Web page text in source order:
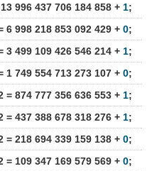
996 437 706 184 858 + 1;
6 998 218 853 092 429 + 0;
3 499 109 426 546 214 + 1;
1 749 554 713 273 107 + 0;
= 874 777 356 636 553 + 1;
= 437 388 678 318 276 + 1;
= 218 694 339 159 138 + 0;
= 109 347 169 579 569 + 0;